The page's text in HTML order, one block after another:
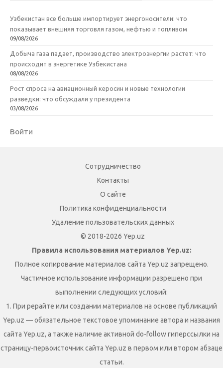
Узбекистан все больше импортирует энергоносители: что
показывает внешняя торговля газом, нефтью и топливом
09/08/2026
Добыча газа падает, производство электроэнергии растет: что
происходит в энергетике Узбекистана
08/08/2026
Рост спроса на авиационный керосин и новые технологии
разведки: что обсуждали у президента
03/08/2026
Войти
Сотрудничество
Контакты
О сайте
Политика конфиденциальности
Удаление пользовательских данных
© 2018-2026 Yep.uz
Правила использования материалов Yep.uz:
Полное копирование материалов сайта Yep.uz запрещено.
Частичное использование информации разрешено при
выполнении следующих условий:
1. При рерайте или создании материалов на основе публикаций
Yep.uz — обязательное текстовое упоминание автора и названия
сайта Yep.uz, а также наличие активной do-follow гиперссылки на
страницу-первоисточник сайта Yep.uz в первом или втором абзаце
статьи.